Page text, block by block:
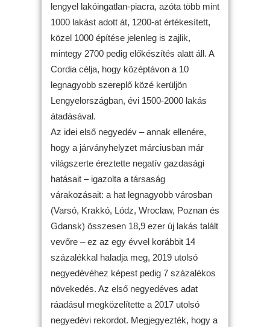
lengyel lakóingatlan-piacra, azóta több mint
1000 lakást adott át, 1200-at értékesített,
közel 1000 építése jelenleg is zajlik,
mintegy 2700 pedig előkészítés alatt áll. A
Cordia célja, hogy középtávon a 10
legnagyobb szereplő közé kerüljön
Lengyelországban, évi 1500-2000 lakás
átadásával.
Az idei első negyedév – annak ellenére,
hogy a járványhelyzet márciusban már
világszerte éreztette negatív gazdasági
hatásait – igazolta a társaság
várakozásait: a hat legnagyobb városban
(Varsó, Krakkó, Lódz, Wroclaw, Poznan és
Gdansk) összesen 18,9 ezer új lakás talált
vevőre – ez az egy évvel korábbit 14
százalékkal haladja meg, 2019 utolsó
negyedévéhez képest pedig 7 százalékos
növekedés. Az első negyedéves adat
ráadásul megközelítette a 2017 utolsó
negyedévi rekordot. Megjegyezték, hogy a